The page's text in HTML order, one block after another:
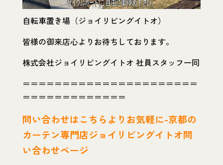
自転車置き場（ジョイリビングイトオ）
皆様の御来店心よりお待ちしております。
株式会社ジョイリビングイトオ 社員スタッフ一同
＝＝＝＝＝＝＝＝＝＝＝＝＝＝＝＝＝＝＝＝＝＝
＝＝＝＝＝＝＝＝＝＝＝＝＝
問い合わせはこちらよりお気軽に-京都の
カーテン専門店ジョイリビングイトオ問
い合わせページ